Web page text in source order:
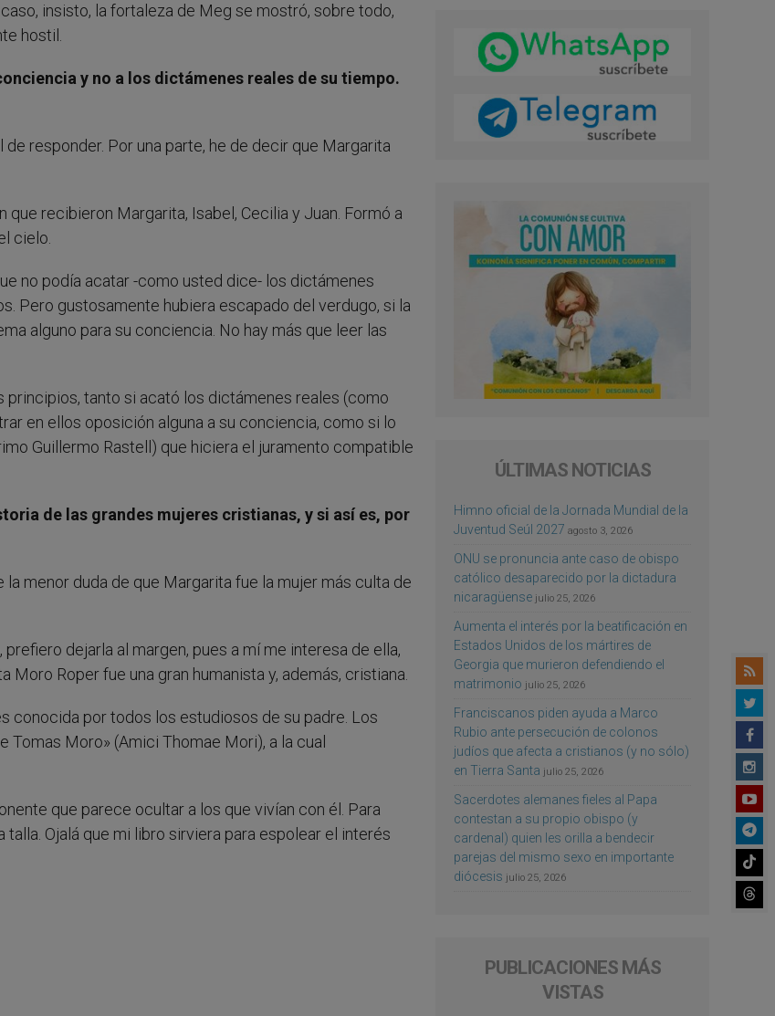
insisto, la fortaleza de Meg se mostró, sobre todo,
hostil.
y no a los dictámenes reales de su tiempo.
responder. Por una parte, he de decir que Margarita
recibieron Margarita, Isabel, Cecilia y Juan. Formó a
cielo.
no podía acatar -como usted dice- los dictámenes
Pero gustosamente hubiera escapado del verdugo, si la
alguno para su conciencia. No hay más que leer las
principios, tanto si acató los dictámenes reales (como
en ellos oposición alguna a su conciencia, como si lo
Guillermo Rastell) que hiciera el juramento compatible
de las grandes mujeres cristianas, y si así es, por
menor duda de que Margarita fue la mujer más culta de
dejarla al margen, pues a mí me interesa de ella,
Roper fue una gran humanista y, además, cristiana.
conocida por todos los estudiosos de su padre. Los
Moro» (Amici Thomae Mori), a la cual
que parece ocultar a los que vivían con él. Para
Ojalá que mi libro sirviera para espolear el interés
ÚLTIMAS NOTICIAS
Himno oficial de la Jornada Mundial de la
Juventud Seúl 2027 agosto 3, 2026
ONU se pronuncia ante caso de obispo
católico desaparecido por la dictadura
nicaragüense julio 25, 2026
Aumenta el interés por la beatificación en
Estados Unidos de los mártires de
Georgia que murieron defendiendo el
matrimonio julio 25, 2026
Franciscanos piden ayuda a Marco
Rubio ante persecución de colonos
judíos que afecta a cristianos (y no sólo)
en Tierra Santa julio 25, 2026
Sacerdotes alemanes fieles al Papa
contestan a su propio obispo (y
cardenal) quien les orilla a bendecir
parejas del mismo sexo en importante
diócesis julio 25, 2026
PUBLICACIONES MÁS
VISTAS